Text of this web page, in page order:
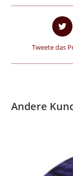
Tweete das
Andere